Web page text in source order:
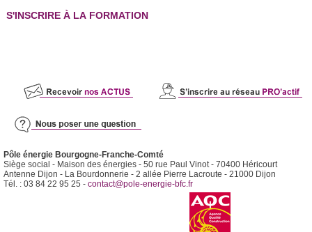
S'INSCRIRE À LA FORMATION
Pôle énergie Bourgogne-Franche-Comté
Siège social - Maison des énergies - 50 rue Paul Vinot - 70400 Héricourt
Antenne Dijon - La Bourdonnerie - 2 allée Pierre Lacroute - 21000 Dijon
Tél. : 03 84 22 95 25 - contact@pole-energie-bfc.fr